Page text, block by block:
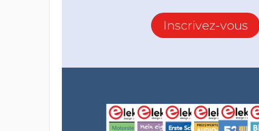
Inscrivez-vous